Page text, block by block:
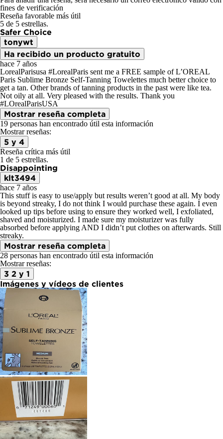
fines de verificación
Reseña favorable más útil
5 de 5 estrellas.
Safer Choice
tonywt
Ha recibido un producto gratuito
hace 7 años
LorealParisusa #LorealParis sent me a FREE sample of L’OREAL
Paris Sublime Bronze Self-Tanning Towelettes much better choice to
get a tan. Other brands of tanning products in the past were like tea.
Not oily at all. Very pleased with the results. Thank you
#LOrealParisUSA
Mostrar reseña completa
19 personas han encontrado útil esta información
Mostrar reseñas:
5 y 4
Reseña crítica más útil
1 de 5 estrellas.
Disappointing
klt3494
hace 7 años
This stuff is easy to use/apply but results weren’t good at all. My body
is beyond streaky, I do not think I would purchase these again. I even
looked up tips before using to ensure they worked well, I exfoliated,
shaved and moisturized. I made sure my moisturizer was fully
absorbed before applying AND I didn’t put clothes on afterwards. Still
streaky.
Mostrar reseña completa
28 personas han encontrado útil esta información
Mostrar reseñas:
3 2 y 1
Imágenes y vídeos de clientes